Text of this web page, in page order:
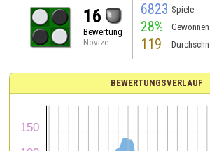
16
Bewertung
Novize
6823 Spiele
28% Gewonnen
119
BEWERTUNGSVERLAUF